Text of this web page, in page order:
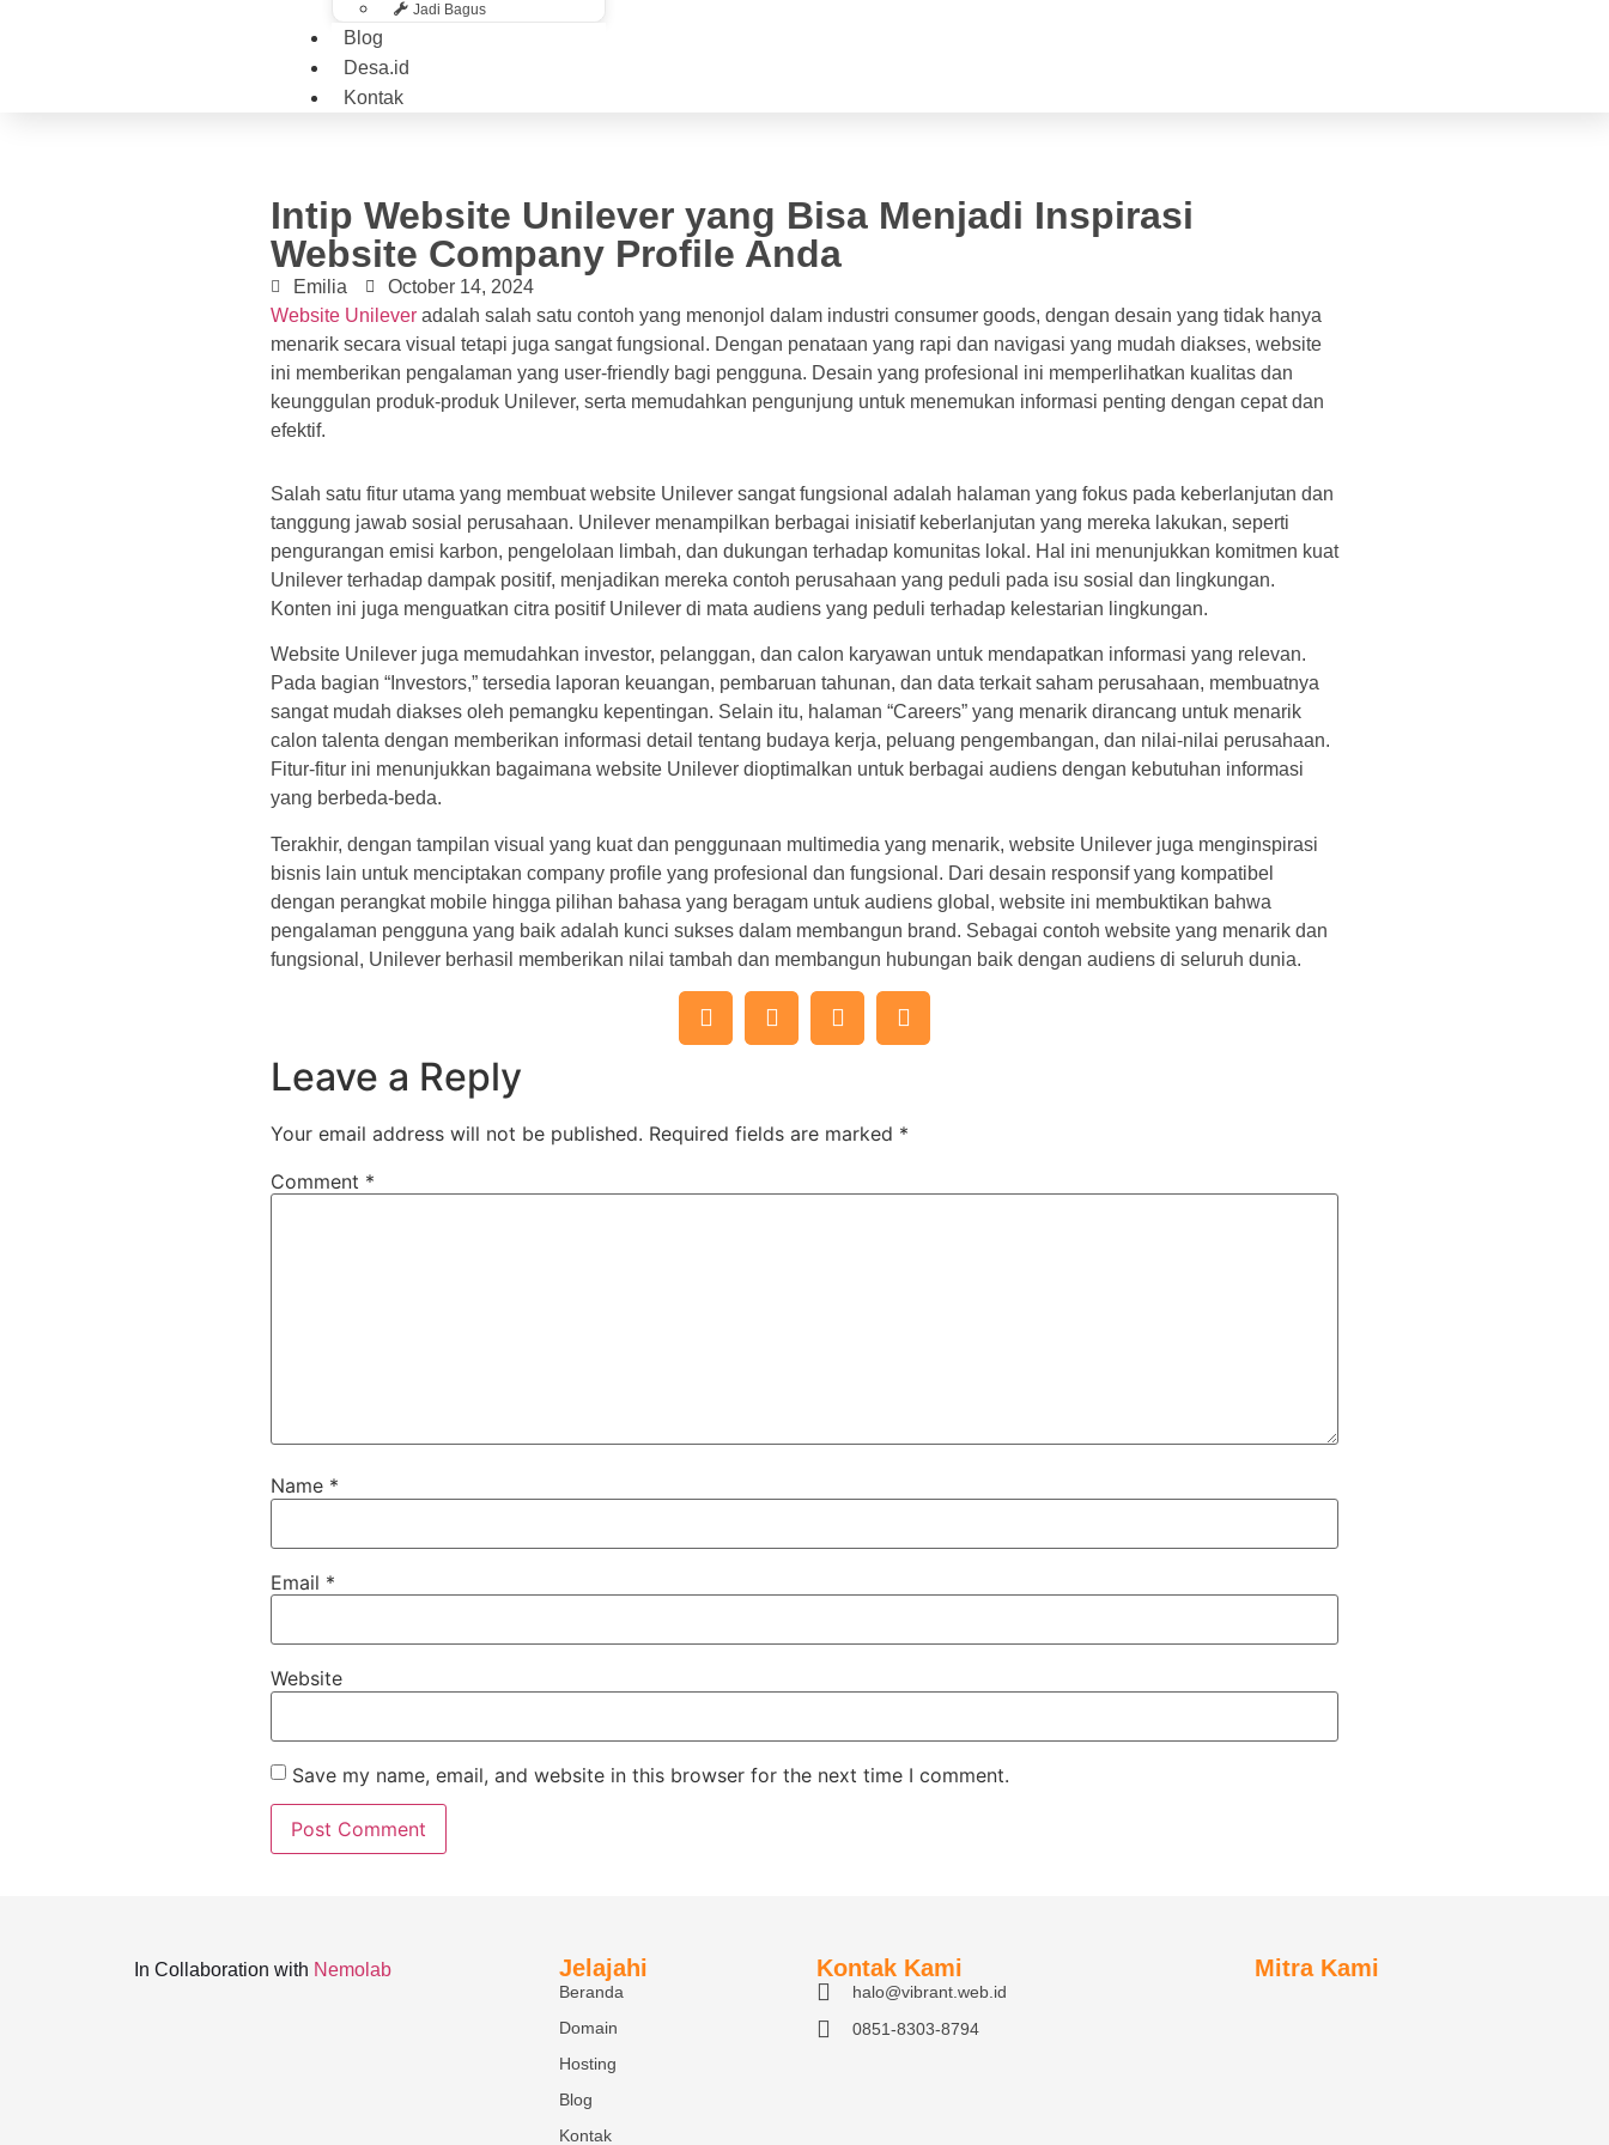
Jadi Bagus
Blog
Desa.id
Kontak
Intip Website Unilever yang Bisa Menjadi Inspirasi
Website Company Profile Anda
Emilia
October 14, 2024
Website Unilever adalah salah satu contoh yang menonjol dalam industri consumer goods, dengan desain yang tidak hanya
menarik secara visual tetapi juga sangat fungsional. Dengan penataan yang rapi dan navigasi yang mudah diakses, website
ini memberikan pengalaman yang user-friendly bagi pengguna. Desain yang profesional ini memperlihatkan kualitas dan
keunggulan produk-produk Unilever, serta memudahkan pengunjung untuk menemukan informasi penting dengan cepat dan
efektif.
Salah satu fitur utama yang membuat website Unilever sangat fungsional adalah halaman yang fokus pada keberlanjutan dan
tanggung jawab sosial perusahaan. Unilever menampilkan berbagai inisiatif keberlanjutan yang mereka lakukan, seperti
pengurangan emisi karbon, pengelolaan limbah, dan dukungan terhadap komunitas lokal. Hal ini menunjukkan komitmen kuat
Unilever terhadap dampak positif, menjadikan mereka contoh perusahaan yang peduli pada isu sosial dan lingkungan.
Konten ini juga menguatkan citra positif Unilever di mata audiens yang peduli terhadap kelestarian lingkungan.
Website Unilever juga memudahkan investor, pelanggan, dan calon karyawan untuk mendapatkan informasi yang relevan.
Pada bagian “Investors,” tersedia laporan keuangan, pembaruan tahunan, dan data terkait saham perusahaan, membuatnya
sangat mudah diakses oleh pemangku kepentingan. Selain itu, halaman “Careers” yang menarik dirancang untuk menarik
calon talenta dengan memberikan informasi detail tentang budaya kerja, peluang pengembangan, dan nilai-nilai perusahaan.
Fitur-fitur ini menunjukkan bagaimana website Unilever dioptimalkan untuk berbagai audiens dengan kebutuhan informasi
yang berbeda-beda.
Terakhir, dengan tampilan visual yang kuat dan penggunaan multimedia yang menarik, website Unilever juga menginspirasi
bisnis lain untuk menciptakan company profile yang profesional dan fungsional. Dari desain responsif yang kompatibel
dengan perangkat mobile hingga pilihan bahasa yang beragam untuk audiens global, website ini membuktikan bahwa
pengalaman pengguna yang baik adalah kunci sukses dalam membangun brand. Sebagai contoh website yang menarik dan
fungsional, Unilever berhasil memberikan nilai tambah dan membangun hubungan baik dengan audiens di seluruh dunia.
Leave a Reply
Your email address will not be published. Required fields are marked *
Comment *
Name *
Email *
Website
Save my name, email, and website in this browser for the next time I comment.
In Collaboration with Nemolab Jelajahi
Beranda
Domain
Hosting
Blog
Kontak
Kontak Kami
halo@vibrant.web.id
0851-8303-8794
Mitra Kami